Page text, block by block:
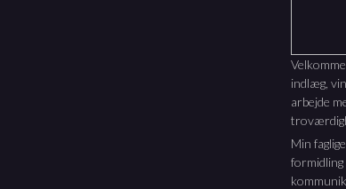
indlæg,
arbejde
Min
formidling